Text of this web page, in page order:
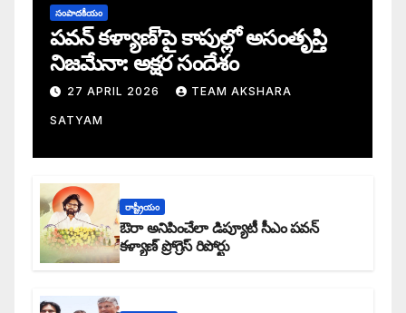
సంపాదకీయం
పవన్ కళ్యాణ్’పై కాపుల్లో అసంతృప్తి
నిజమేనా: అక్షర సందేశం
27 APRIL 2026 TEAM AKSHARA
SATYAM
రాష్ట్రీయం
ఔరా అనిపించేలా డిప్యూటీ సీఎం పవన్
కళ్యాణ్ ప్రోగ్రెస్ రిపోర్టు